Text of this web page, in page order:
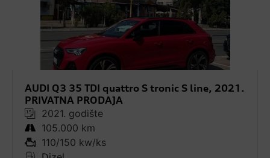
AUDI Q3 35 TDI quattro S tronic S line, 2021.
PRIVATNA PRODAJA
2021. godište
105.000 km
110/150 kw/ks